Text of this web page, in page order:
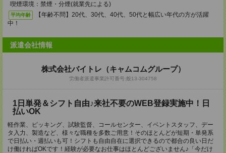
喫煙環境：禁煙・分煙(就業先による)
平均年齢
【年齢不問】20代、30代、40代、50代と幅広い年代の方が活躍
中！
派遣会社情報
株式会社バイトレ（キャムコムグループ）
労働者派遣事業許可番号:般13-304758
1日単発＆シフト自由♪来社不要のWEB登録実施中！日
払いOK
軽作業、ピッキング、試験監督、コールセンター、イベントスタッフ、デー
タ入力、製造など、様々な職種を多数ご用意！そのほとんどが短期・単発系
で日払い・週払いも可！シフトも自由自在に選択できるので都合の良い日だ
け働ければOKです！経験が必要なお仕事はほとんどございません♪「今だけ